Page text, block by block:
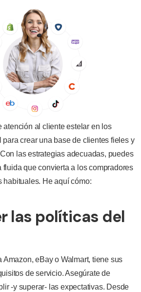
atención al cliente estelar en los
crear una base de clientes fieles y
las estrategias adecuadas, puedes
fluida que convierta a los compradores
habituales. He aquí cómo:
las políticas del
Amazon, eBay o Walmart, tiene sus
de servicio. Asegúrate de
-y superar- las expectativas. Desde